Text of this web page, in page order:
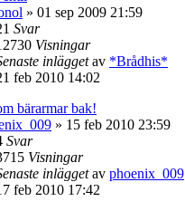
» 01 sep 2009 21:59
Svar
Visningar
inläggetav *Brådhis*
feb 2010 14:02
bärarmar bak!
» 15 feb 2010 23:59
Svar
Visningar
inläggetav phoenix_009
feb 2010 17:42